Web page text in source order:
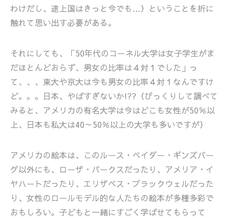
わけだし、途上国はきっと今でも…）ということを折に
触れて思い出す必要がある。
それにしても、「50年代のコーネル大学は女子学生がま
だほとんどおらず、男女の比率は４対１でした」っ
て、、、東大や京大は今も男女の比率４対１なんですけ
ど。。。日本、やばすぎないか!??（びっくりして調べて
みると、アメリカの有名大学は今はどこも女性が50％以
上、日本も私大は40～50％以上の大学も多いですが）
アメリカの絵本は、このルース・ベイダー・ギンズバー
グ以外にも、ローザ・パークスだったり、アメリア・イ
ヤハートだったり、エリザベス・ブラックウェルだった
り、女性のロールモデル的な人たちの絵本が多種多彩で
おもしろい。子どもと一緒にすごく学ばせてもらって